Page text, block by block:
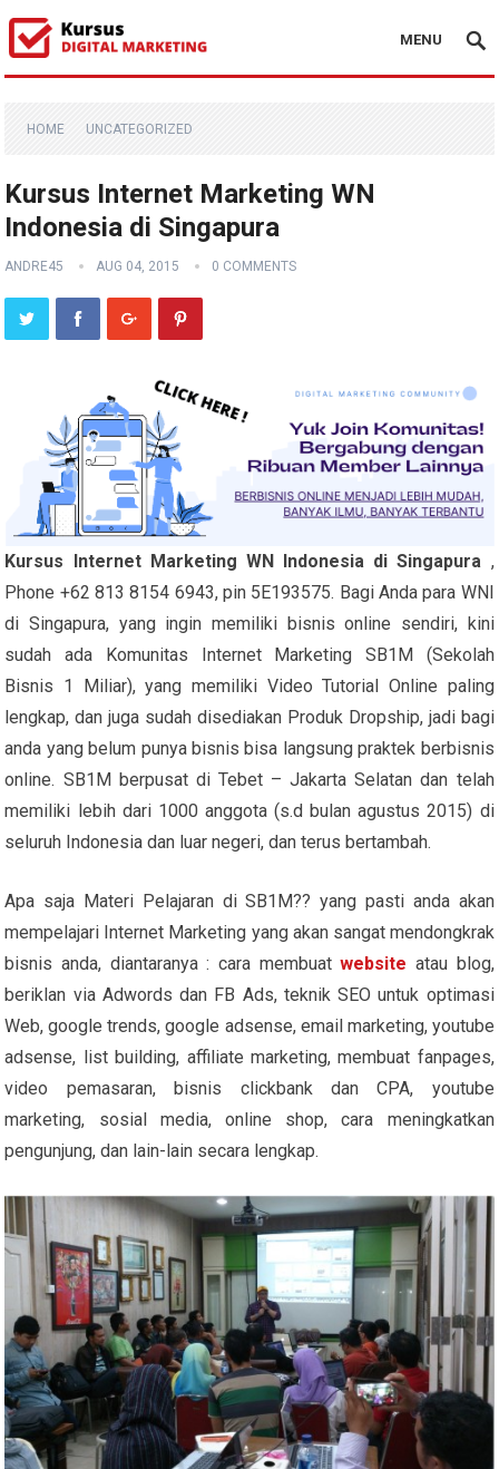
MENU
HOME UNCATEGORIZED
Kursus Internet Marketing WN
Indonesia di Singapura
ANDRE45 AUG 04, 2015 0 COMMENTS
Kursus Internet Marketing WN Indonesia di Singapura ,
Phone +62 813 8154 6943, pin 5E193575. Bagi Anda para WNI
di Singapura, yang ingin memiliki bisnis online sendiri, kini
sudah ada Komunitas Internet Marketing SB1M (Sekolah
Bisnis 1 Miliar), yang memiliki Video Tutorial Online paling
lengkap, dan juga sudah disediakan Produk Dropship, jadi bagi
anda yang belum punya bisnis bisa langsung praktek berbisnis
online. SB1M berpusat di Tebet – Jakarta Selatan dan telah
memiliki lebih dari 1000 anggota (s.d bulan agustus 2015) di
seluruh Indonesia dan luar negeri, dan terus bertambah.
Apa saja Materi Pelajaran di SB1M?? yang pasti anda akan
mempelajari Internet Marketing yang akan sangat mendongkrak
bisnis anda, diantaranya : cara membuatwebsite atau blog,
beriklan via Adwords dan FB Ads, teknik SEO untuk optimasi
Web, google trends, google adsense, email marketing, youtube
adsense, list building, affiliate marketing, membuat fanpages,
video pemasaran, bisnis clickbank dan CPA, youtube
marketing, sosial media, online shop, cara meningkatkan
pengunjung, dan lain-lain secara lengkap.